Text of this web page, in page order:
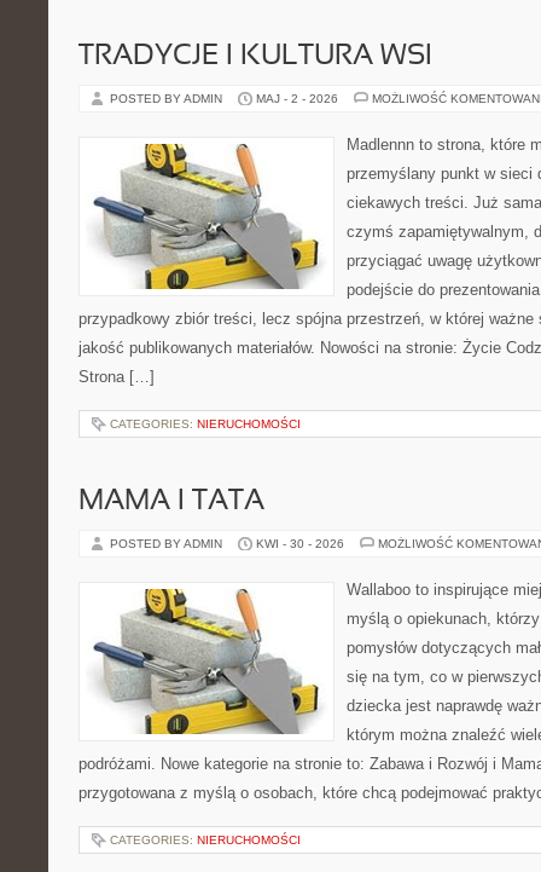
TRADYCJE I KULTURA WSI
POSTED BY ADMIN MAJ - 2 - 2026 MOŻLIWOŚĆ
Madlennn to strona, które
przemyślany punkt w sieci
ciekawych treści. Już
czymś zapamiętywalnym,
przyciągać uwagę
podejście do
przypadkowy zbiór treści, lecz spójna przestrzeń, w której ważne
jakość publikowanych materiałów. Nowości na stronie: Życie
Strona […]
CATEGORIES: NIERUCHOMOŚCI
MAMA I TATA
POSTED BY ADMIN KWI - 30 - 2026 MOŻLIWOŚĆ
Wallaboo to inspirujące
myślą o opiekunach,
pomysłów dotyczących
się na tym, co w
dziecka jest naprawdę
którym można znaleźć
podróżami. Nowe kategorie na stronie to: Zabawa i Rozwój i
przygotowana z myślą o osobach, które chcą podejmować
CATEGORIES: NIERUCHOMOŚCI